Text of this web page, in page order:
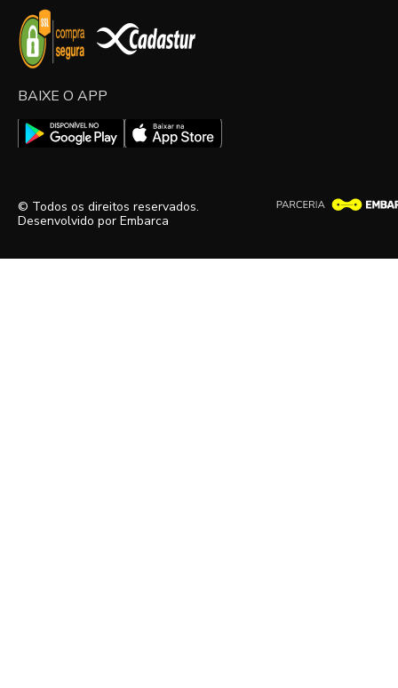
BAIXE O APP
© Todos os direitos reservados.
Desenvolvido por Embarca